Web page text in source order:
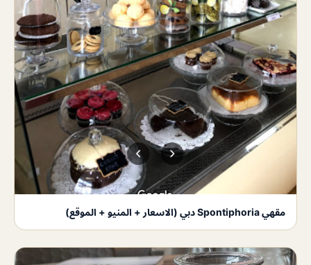
مقهي Spontiphoria دبي (الاسعار + المنيو + الموقع)